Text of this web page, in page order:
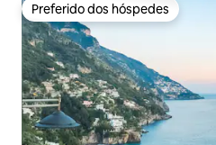
Preferido dos hóspedes
Preferido dos hóspedes